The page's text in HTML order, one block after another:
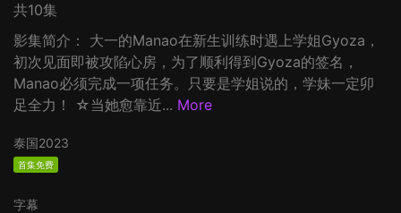
共10集
影集简介： 大一的Manao在新生训练时遇上学姐Gyoza，
初次见面即被攻陷心房，为了顺利得到Gyoza的签名，
Manao必须完成一项任务。只要是学姐说的，学妹一定卯
足全力！ ☆当她愈靠近... More
泰国2023
首集免费
字幕